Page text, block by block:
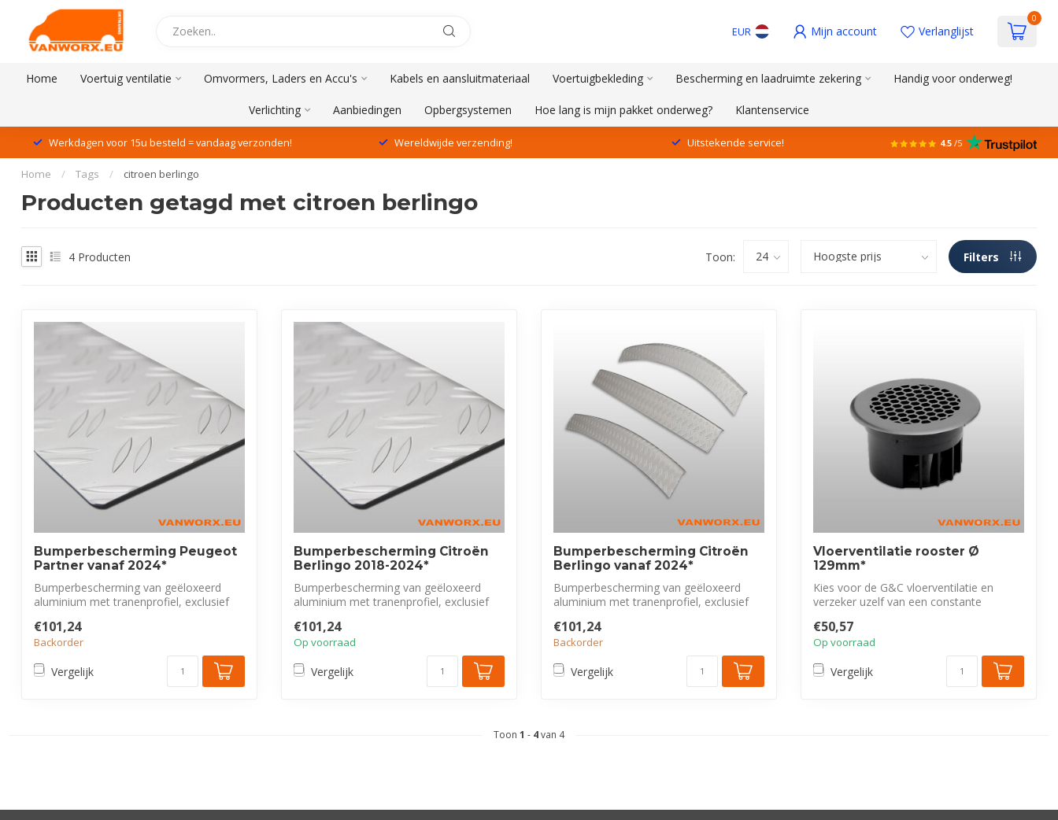
EUR Mijn account Verlanglijst
0
Home Voertuig ventilatie Omvormers, Laders en Accu's Kabels en aansluitmateriaal Voertuigbekleding Bescherming en laadruimte zekering Handig voor onderweg!
Verlichting Aanbiedingen Opbergsystemen Hoe lang is mijn pakket onderweg? Klantenservice
Werkdagen voor 15u besteld = vandaag verzonden! Wereldwijde verzending! Uitstekende service! 4.5 /5
Home / Tags / citroen berlingo
Producten getagd met citroen berlingo
4 Producten Toon: Filters
Bumperbescherming Peugeot
Partner vanaf 2024*
Bumperbescherming van geëloxeerd
aluminium met tranenprofiel, exclusief
€101,24
Backorder
Vergelijk
Bumperbescherming Citroën
Berlingo 2018-2024*
Bumperbescherming van geëloxeerd
aluminium met tranenprofiel, exclusief
€101,24
Op voorraad
Vergelijk
Bumperbescherming Citroën
Berlingo vanaf 2024*
Bumperbescherming van geëloxeerd
aluminium met tranenprofiel, exclusief
€101,24
Backorder
Vergelijk
Vloerventilatie rooster Ø
129mm*
Kies voor de G&C vloerventilatie en
verzeker uzelf van een constante
€50,57
Op voorraad
Vergelijk
Toon 1 - 4van 4